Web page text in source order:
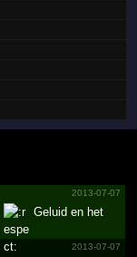
2013-07-07
Geluid en het
2013-07-07